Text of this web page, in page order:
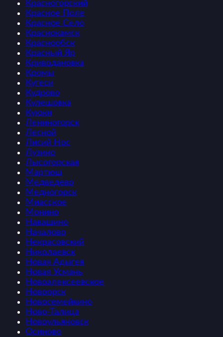
Красногорский
Красное Поле
Красное Село
Краснокамск
Краснообск
Красный Яр
Криводановка
Кромы
Кугеси
Кудрово
Кулешовка
Куюки
Лениногорск
Лесной
Лисий Нос
Лузино
Лысогорская
Мартюш
Медведево
Медногорск
Миасское
Монино
Навашино
Началово
Некрасовский
Николаевск
Новая Адыгея
Новая Усмань
Новоалексеевское
Новоорск
Новосемейкино
Ново-Талица
Новоульяновск
Осиново